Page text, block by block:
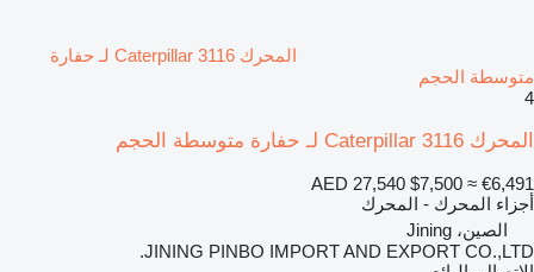
المحرك Caterpillar 3116 لـ حفارة
متوسطة الحجم
4
المحرك Caterpillar 3116 لـ حفارة متوسطة الحجم
AED 27,540 $7,500 ≈ €6,491
أجزاء المحرك - المحرك
الصين، Jining
JINING PINBO IMPORT AND EXPORT CO.,LTD.